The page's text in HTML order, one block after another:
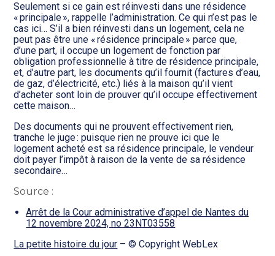
Procédures collectives
Transition numérique
Gérer vos ressources
humaines : SILAE
Seulement si ce gain est réinvesti dans une résidence
« principale », rappelle l’administration. Ce qui n’est pas le
cas ici… S’il a bien réinvesti dans un logement, cela ne
peut pas être une « résidence principale » parce que,
d’une part, il occupe un logement de fonction par
obligation professionnelle à titre de résidence principale,
et, d’autre part, les documents qu’il fournit (factures d’eau,
de gaz, d’électricité, etc.) liés à la maison qu’il vient
d’acheter sont loin de prouver qu’il occupe effectivement
cette maison…
Des documents qui ne prouvent effectivement rien,
tranche le juge : puisque rien ne prouve ici que le
logement acheté est sa résidence principale, le vendeur
doit payer l’impôt à raison de la vente de sa résidence
secondaire…
Source :
Arrêt de la Cour administrative d’appel de Nantes du
12 novembre 2024, no 23NT03558
La petite histoire du jour – © Copyright WebLex